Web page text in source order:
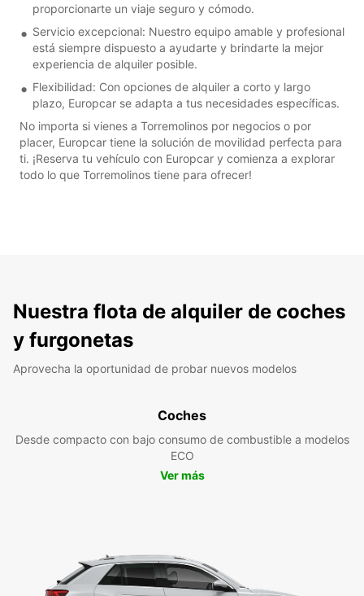
proporcionarte un viaje seguro y cómodo.
Servicio excepcional: Nuestro equipo amable y profesional
está siempre dispuesto a ayudarte y brindarte la mejor
experiencia de alquiler posible.
Flexibilidad: Con opciones de alquiler a corto y largo
plazo, Europcar se adapta a tus necesidades específicas.
No importa si vienes a Torremolinos por negocios o por
placer, Europcar tiene la solución de movilidad perfecta para
ti. ¡Reserva tu vehículo con Europcar y comienza a explorar
todo lo que Torremolinos tiene para ofrecer!
Nuestra flota de alquiler de coches
y furgonetas
Aprovecha la oportunidad de probar nuevos modelos
Coches
Desde compacto con bajo consumo de combustible a modelos
ECO
Ver más